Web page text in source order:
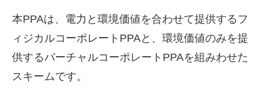
本PPAは、電力と環境価値を合わせて提供するフ
ィジカルコーポレート PPAと、環境価値のみを提
供するバーチャルコーポレート PPAを組みわせた
スキームです。